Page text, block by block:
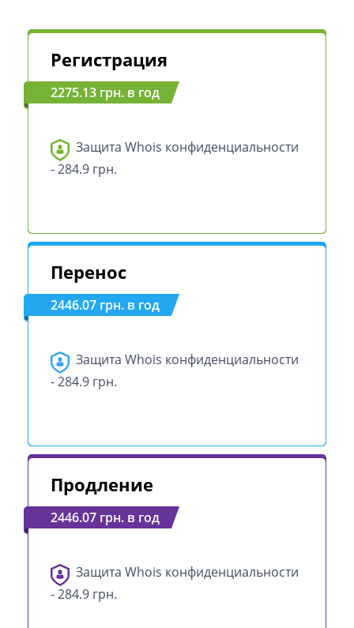
Регистрация
2275.13 грн. в год
Защита Whois конфиденциальности
- 284.9 грн.
Перенос
2446.07 грн. в год
Защита Whois конфиденциальности
- 284.9 грн.
Продление
2446.07 грн. в год
Защита Whois конфиденциальности
- 284.9 грн.